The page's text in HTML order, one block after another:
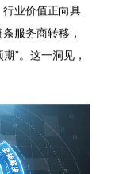
业价值正向具
服务商转移，
”。这一洞见，